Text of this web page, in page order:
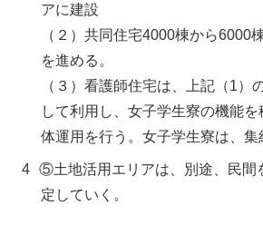
アに建設
（２） 共同住宅4000棟から6000
を進める。
（３）看護師住宅は、上記（1）
して利用し、女子学生寮の機能
体運用を行う。女子学生寮は、集
⑤土地活用エリアは、別途、民間
定していく。